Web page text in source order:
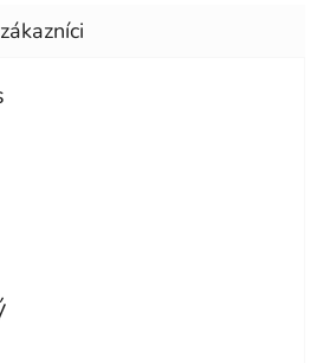
5 z 5 hviezdičiek.
5 z 5 hviezdičiek.
5 z 5 hviezdičiek.